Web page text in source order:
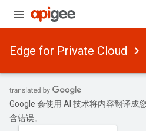
Edge for Private Cloud
Google 会使用 AI 技术将内容翻译成
含错误。